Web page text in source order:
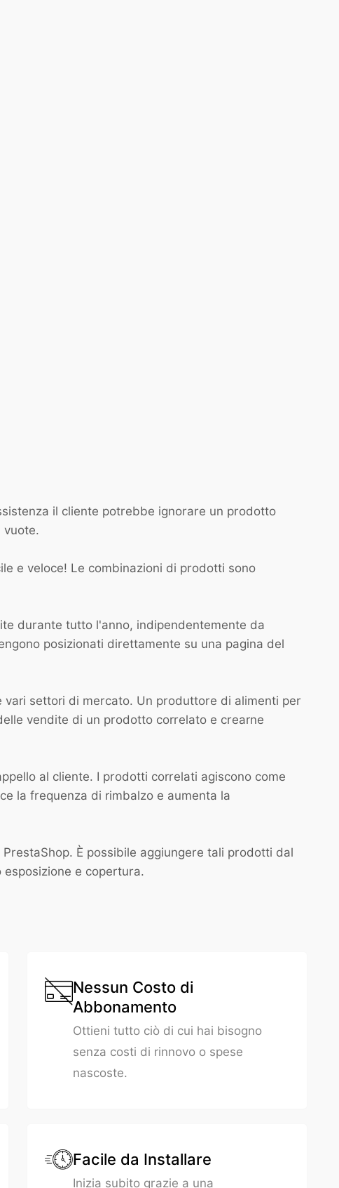
il cliente potrebbe ignorare un prodotto
vuote.
e veloce! Le combinazioni di prodotti sono
durante tutto l'anno, indipendentemente da
posizionati direttamente su una pagina del
settori di mercato. Un produttore di alimenti per
vendite di un prodotto correlato e crearne
al cliente. I prodotti correlati agiscono come
la frequenza di rimbalzo e aumenta la
È possibile aggiungere tali prodotti dal
e copertura.
Nessun Costo di
Abbonamento
Ottieni tutto ciò di cui hai bisogno
senza costi di rinnovo o spese
nascoste.
Facile da Installare
Inizia subito grazie a una